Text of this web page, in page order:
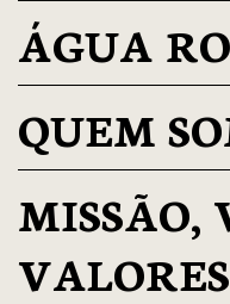
ÁGUA
QUEM
MISSÃO,
VALORES